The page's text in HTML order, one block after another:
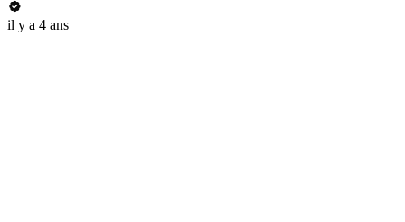
il y a 4 ans